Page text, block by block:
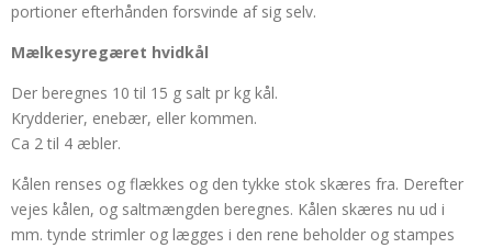
portioner efterhånden forsvinde af sig selv.
Mælkesyregæret hvidkål
Der beregnes 10 til 15 g salt pr kg kål.
Krydderier, enebær, eller kommen.
Ca 2 til 4 æbler.
Kålen renses og flækkes og den tykke stok skæres fra. Derefter
vejes kålen, og saltmængden beregnes. Kålen skæres nu ud i
mm. tynde strimler og lægges i den rene beholder og stampes